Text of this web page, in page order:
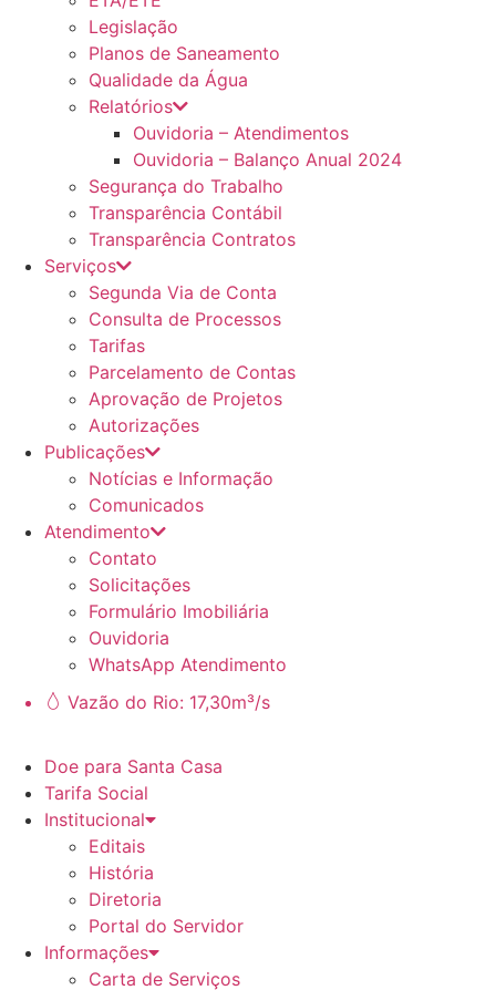
Legislação
Planos de Saneamento
Qualidade da Água
Relatórios
Ouvidoria – Atendimentos
Ouvidoria – Balanço Anual 2024
Segurança do Trabalho
Transparência Contábil
Transparência Contratos
Serviços
Segunda Via de Conta
Consulta de Processos
Tarifas
Parcelamento de Contas
Aprovação de Projetos
Autorizações
Publicações
Notícias e Informação
Comunicados
Atendimento
Contato
Solicitações
Formulário Imobiliária
Ouvidoria
WhatsApp Atendimento
Vazão do Rio: 17,30m³/s
Doe para Santa Casa
Tarifa Social
Institucional
Editais
História
Diretoria
Portal do Servidor
Informações
Carta de Serviços